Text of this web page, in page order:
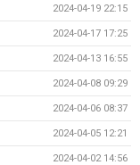
2024-04-19 22:15
2024-04-17 17:25
2024-04-13 16:55
2024-04-08 09:29
2024-04-06 08:37
2024-04-05 12:21
2024-04-02 14:56